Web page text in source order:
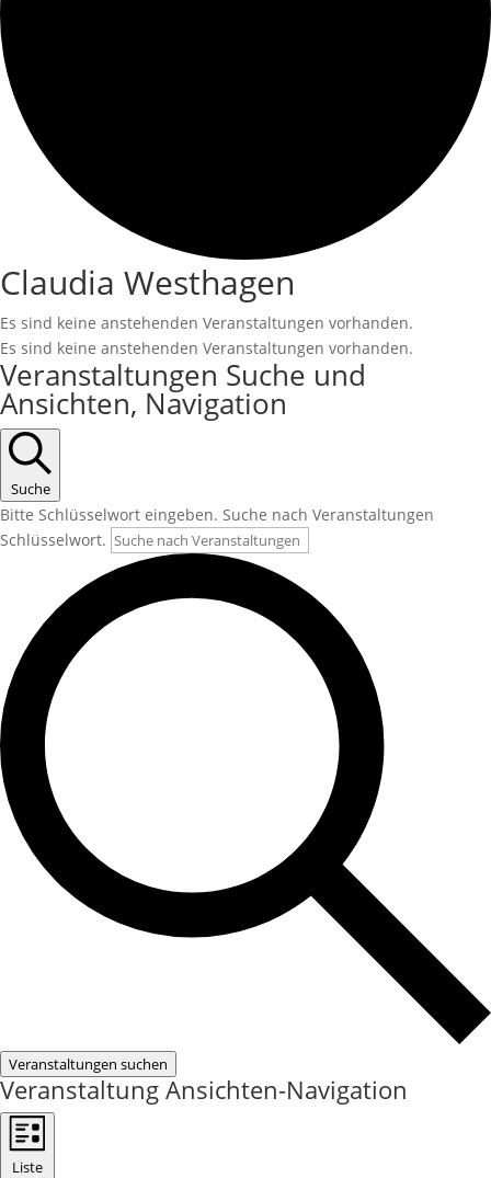
Claudia Westhagen
Es sind keine anstehenden Veranstaltungen vorhanden.
Es sind keine anstehenden Veranstaltungen vorhanden.
Veranstaltungen Suche und
Ansichten, Navigation
Suche
Bitte Schlüsselwort eingeben. Suche nach Veranstaltungen
Schlüsselwort.
Veranstaltungen suchen
Veranstaltung Ansichten-Navigation
Liste